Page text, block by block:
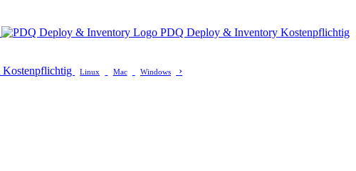
PDQ Deploy & Inventory Kostenpflichtig
Kostenpflichtig Linux Mac Windows ›